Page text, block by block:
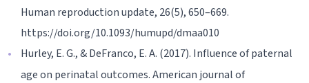
Human reproduction update, 26(5), 650–669.
https://doi.org/10.1093/humupd/dmaa010
Hurley, E. G., & DeFranco, E. A. (2017). Influence of paternal
age on perinatal outcomes. American journal of